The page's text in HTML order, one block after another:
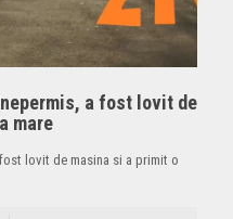
a fost lovit de
mare
lovit de masina si a primit o